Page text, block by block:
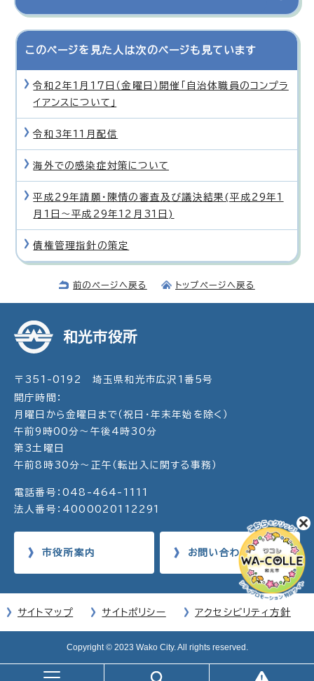
このページを見た人は次のページも見ています
令和2年1月17日（金曜日）開催「自治体職員のコンプラ
イアンスについて」
令和3年11月配信
海外での感染症対策について
平成29年請願・陳情の審査及び議決結果(平成29年1
月1日〜平成29年12月31日)
債権管理指針の策定
前のページへ戻る トップページへ戻る
和光市役所
〒351-0192 埼玉県和光市広沢1番5号
開庁時間：
月曜日から金曜日まで（祝日・年末年始を除く）
午前9時00分～午後4時30分
第3土曜日
午前8時30分～正午（転出入に関する事務）
電話番号：048-464-1111
法人番号：4000020112291
市役所案内 お問い合わせ
サイトマップ サイトポリシー アクセシビリティ方針
Copyright © 2023 Wako City. All rights reserved.